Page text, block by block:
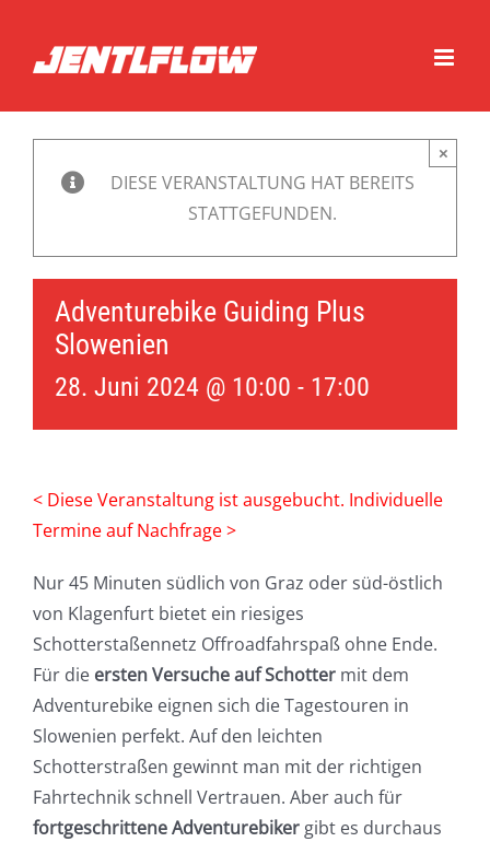
springen
DIESE VERANSTALTUNG HAT BEREITS
STATTGEFUNDEN.
×
Adventurebike Guiding Plus
Slowenien
28. Juni 2024 @ 10:00 - 17:00
< Diese Veranstaltung ist ausgebucht. Individuelle
Termine auf Nachfrage >
Nur 45 Minuten südlich von Graz oder süd-östlich
von Klagenfurt bietet ein riesiges
Schotterstaßennetz Offroadfahrspaß ohne Ende.
Für die ersten Versuche auf Schotter mit dem
Adventurebike eignen sich die Tagestouren in
Slowenien perfekt. Auf den leichten
Schotterstraßen gewinnt man mit der richtigen
Fahrtechnik schnell Vertrauen. Aber auch für
fortgeschrittene Adventurebiker gibt es durchaus